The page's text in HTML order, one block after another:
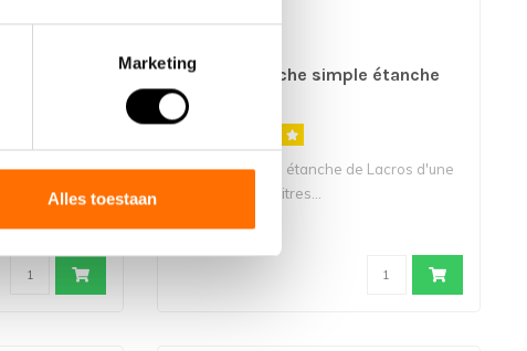
Marketing
Alles toestaan
vou..
Lacros Sacoche simple étanche
20L
Sacoche simple étanche de Lacros d'une
capacité de 20 litres...
€49,95